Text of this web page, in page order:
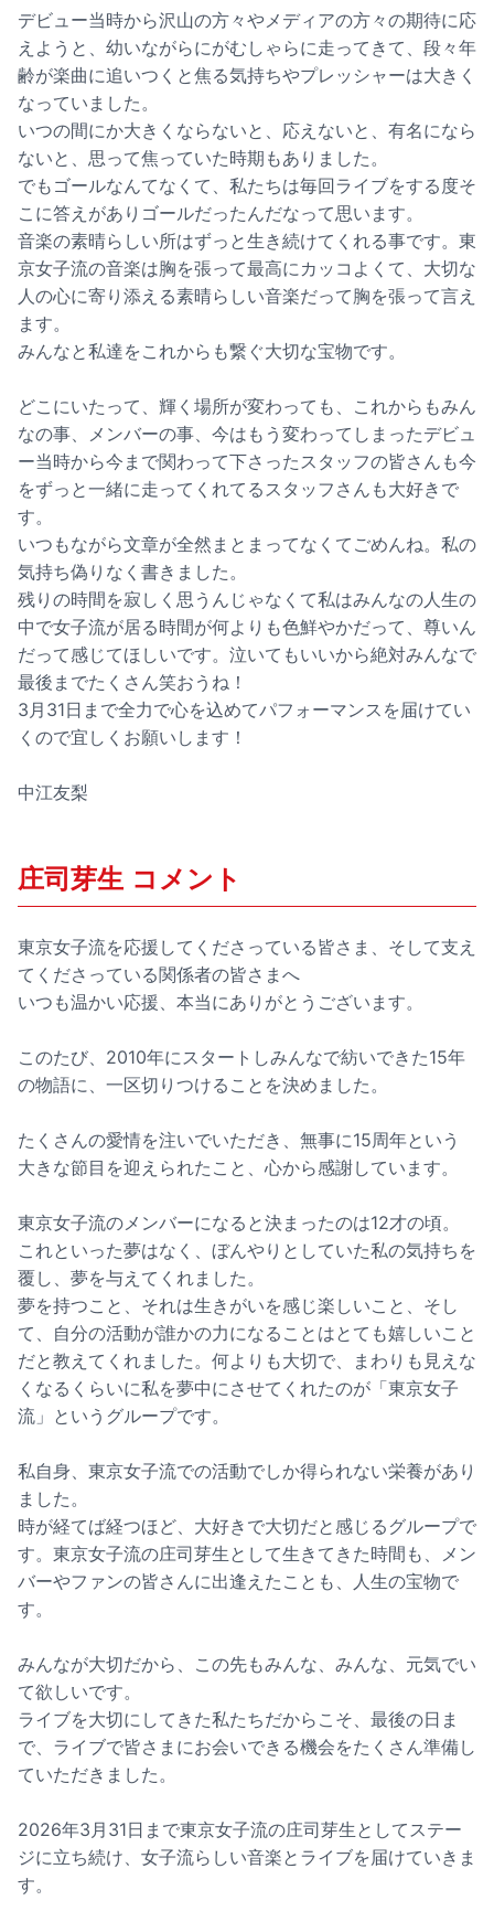
デビュー当時から沢山の方々やメディアの方々の期待に応
えようと、幼いながらにがむしゃらに走ってきて、段々年
齢が楽曲に追いつくと焦る気持ちやプレッシャーは大きく
なっていました。
いつの間にか大きくならないと、応えないと、有名になら
ないと、思って焦っていた時期もありました。
でもゴールなんてなくて、私たちは毎回ライブをする度そ
こに答えがありゴールだったんだなって思います。
音楽の素晴らしい所はずっと生き続けてくれる事です。東
京女子流の音楽は胸を張って最高にカッコよくて、大切な
人の心に寄り添える素晴らしい音楽だって胸を張って言え
ます。
みんなと私達をこれからも繋ぐ大切な宝物です。
どこにいたって、輝く場所が変わっても、これからもみん
なの事、メンバーの事、今はもう変わってしまったデビュ
ー当時から今まで関わって下さったスタッフの皆さんも今
をずっと一緒に走ってくれてるスタッフさんも大好きで
す。
いつもながら文章が全然まとまってなくてごめんね。私の
気持ち偽りなく書きました。
残りの時間を寂しく思うんじゃなくて私はみんなの人生の
中で女子流が居る時間が何よりも色鮮やかだって、尊いん
だって感じてほしいです。泣いてもいいから絶対みんなで
最後までたくさん笑おうね！
3月31日まで全力で心を込めてパフォーマンスを届けてい
くので宜しくお願いします！
中江友梨
庄司芽生 コメント
東京女子流を応援してくださっている皆さま、そして支え
てくださっている関係者の皆さまへ
いつも温かい応援、本当にありがとうございます。
このたび、2010年にスタートしみんなで紡いできた15年
の物語に、一区切りつけることを決めました。
たくさんの愛情を注いでいただき、無事に15周年という
大きな節目を迎えられたこと、心から感謝しています。
東京女子流のメンバーになると決まったのは12才の頃。
これといった夢はなく、ぼんやりとしていた私の気持ちを
覆し、夢を与えてくれました。
夢を持つこと、それは生きがいを感じ楽しいこと、そし
て、自分の活動が誰かの力になることはとても嬉しいこと
だと教えてくれました。何よりも大切で、まわりも見えな
くなるくらいに私を夢中にさせてくれたのが「東京女子
流」というグループです。
私自身、東京女子流での活動でしか得られない栄養があり
ました。
時が経てば経つほど、大好きで大切だと感じるグループで
す。東京女子流の庄司芽生として生きてきた時間も、メン
バーやファンの皆さんに出逢えたことも、人生の宝物で
す。
みんなが大切だから、この先もみんな、みんな、元気でい
て欲しいです。
ライブを大切にしてきた私たちだからこそ、最後の日ま
で、ライブで皆さまにお会いできる機会をたくさん準備し
ていただきました。
2026年3月31日まで東京女子流の庄司芽生としてステー
ジに立ち続け、女子流らしい音楽とライブを届けていきま
す。